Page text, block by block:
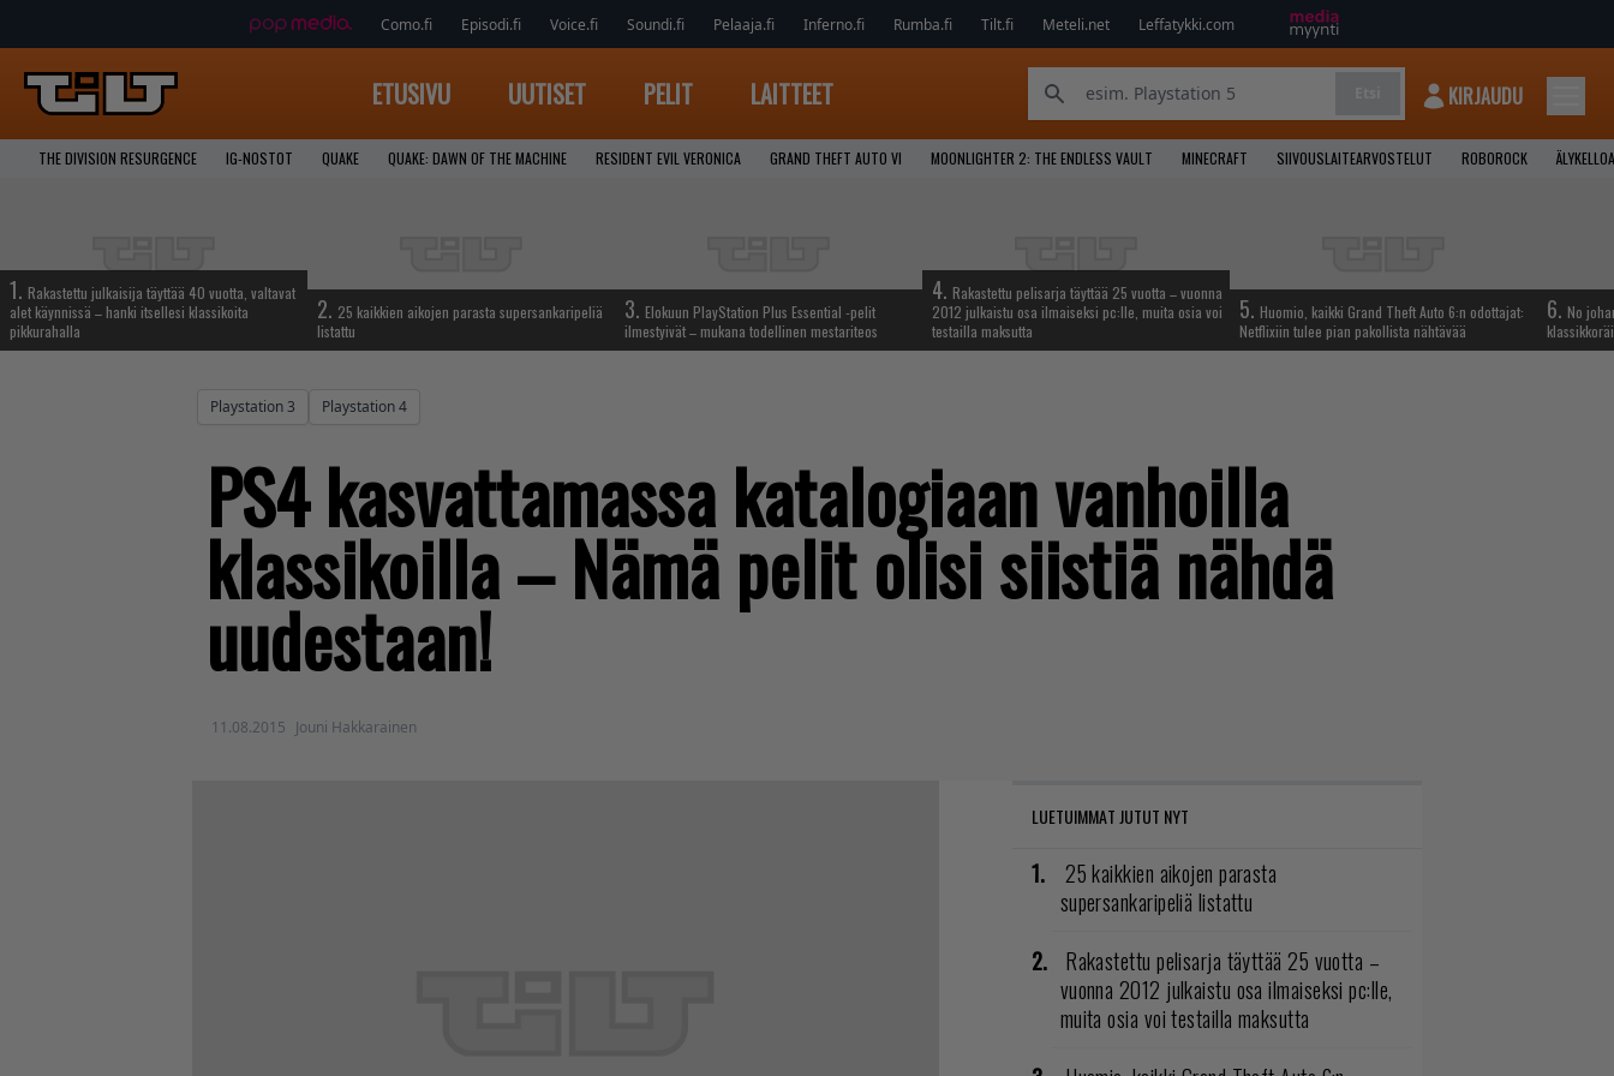
Como.fi Episodi.fi Voice.fi Soundi.fi Pelaaja.fi Inferno.fi Rumba.fi Tilt.fi Meteli.net Leffatykki.com
ETUSIVU UUTISET PELIT LAITTEET KIRJAUDU
THE DIVISION RESURGENCE IG-NOSTOT QUAKE QUAKE: DAWN OF THE MACHINE RESIDENT EVIL VERONICA GRAND THEFT AUTO VI MOONLIGHTER 2: THE ENDLESS VAULT MINECRAFT SIIVOUSLAITEARVOSTELUT ROBOROCK
1. Rakastettu julkaisija täyttää 40 vuotta, valtavat
alet käynnissä – hanki itsellesi klassikoita
pikkurahalla
2. 25 kaikkien aikojen parasta supersankaripeliä
listattu
3. Elokuun PlayStation Plus Essential -pelit
ilmestyivät – mukana todellinen mestariteos
4. Rakastettu pelisarja täyttää 25 vuotta – vuonna
2012 julkaistu osa ilmaiseksi pc:lle, muita osia voi
testailla maksutta
5. Huomio, kaikki Grand Theft Auto 6:n odottajat:
Netflixiin tulee pian pakollista nähtävää
6. No
Playstation 3 Playstation 4
PS4 kasvattamassa katalogiaan vanhoilla
klassikoilla – Nämä pelit olisi siistiä nähdä
uudestaan!
11.08.2015 Jouni Hakkarainen
LUETUIMMAT JUTUT NYT
25 kaikkien aikojen parasta
supersankaripeliä listattu
Rakastettu pelisarja täyttää 25 vuotta –
vuonna 2012 julkaistu osa ilmaiseksi pc:lle,
muita osia voi testailla maksutta